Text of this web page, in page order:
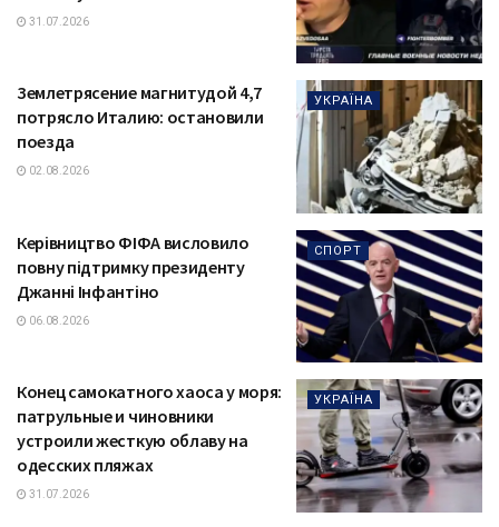
31.07.2026
УКРАЇНА
Землетрясение магнитудой 4,7
потрясло Италию: остановили
поезда
02.08.2026
СПОРТ
Керівництво ФІФА висловило
повну підтримку президенту
Джанні Інфантіно
06.08.2026
УКРАЇНА
Конец самокатного хаоса у моря:
патрульные и чиновники
устроили жесткую облаву на
одесских пляжах
31.07.2026